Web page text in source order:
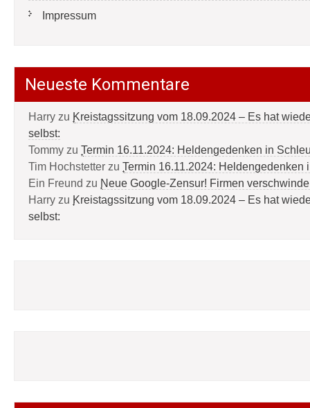
Impressum
Neueste Kommentare
Harry zu Kreistagssitzung vom 18.09.2024 – Es hat
selbst:
Tommy zu Termin 16.11.2024: Heldengedenken in
Tim Hochstetter zu Termin 16.11.2024: Heldengedenken
Ein Freund zu Neue Google-Zensur! Firmen
Harry zu Kreistagssitzung vom 18.09.2024 – Es hat
selbst: